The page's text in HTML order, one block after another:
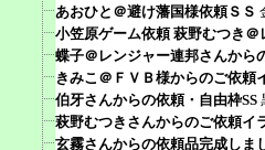
あおひと＠避け藩国様依頼ＳＳ
小笠原ゲーム依頼 萩野むつき
蝶子＠レンジャー連邦さんから
きみこ＠ＦＶＢ様からのご依頼
伯牙さんからの依頼・自由枠SS
萩野むつきさんからのご依頼イ
玄霧さんからの依頼品完成しま